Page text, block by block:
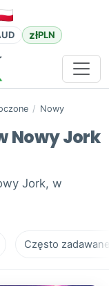
złPLN
/ Nowy
Nowy Jork
Jork, w
Często